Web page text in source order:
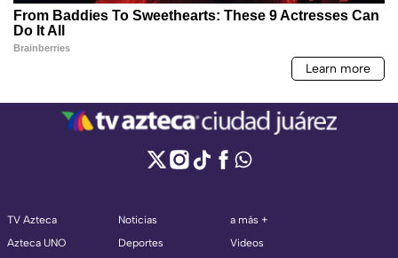
TV Azteca
Azteca UNO
Noticias
Deportes
a más +
Videos